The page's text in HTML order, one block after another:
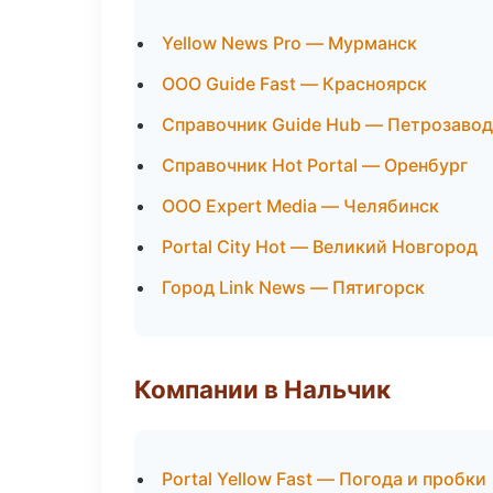
Yellow News Pro — Мурманск
ООО Guide Fast — Красноярск
Справочник Guide Hub —
Справочник Hot Portal — Оренбург
ООО Expert Media — Челябинск
Portal City Hot — Великий Новгород
Город Link News — Пятигорск
Компании в Нальчик
Portal Yellow Fast — Погода и пробки